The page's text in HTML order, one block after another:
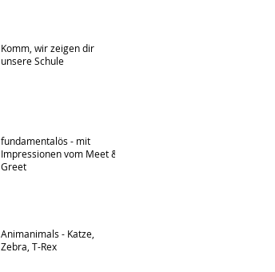
Komm, wir zeigen dir
unsere Schule
fundamentalös - mit
Impressionen vom Meet &
Greet
Animanimals - Katze,
Zebra, T-Rex